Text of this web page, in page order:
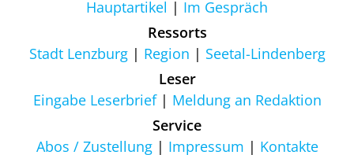
Hauptartikel
Im Gespräch
Ressorts
Stadt Lenzburg
Region
Seetal-Lindenberg
Leser
Eingabe Leserbrief
Meldung an Redaktion
Service
Abos / Zustellung
Impressum
Kontakte